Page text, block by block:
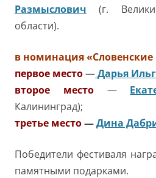
Размыслович (г.
области).
в номинация
первое место—Дарья
второе место
—
Калининград);
третье место—Дина
Победители фестиваля
памятными подарками.